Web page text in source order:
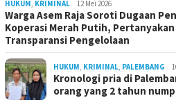
HUKUM, KRIMINAL 12 Mei 2026
Warga Asem Raja Soroti Dugaan
Koperasi Merah Putih,
Transparansi Pengelolaan
HUKUM, KRIMINAL, PALEMBANG
Kronologi pria di
orang yang 2 tahun